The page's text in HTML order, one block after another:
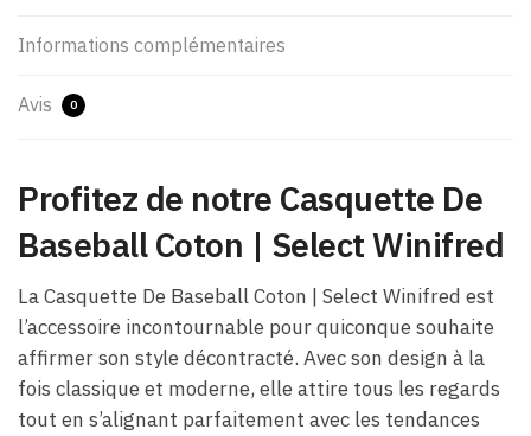
Informations complémentaires
Avis 0
Profitez de notre Casquette De
Baseball Coton​ | Select Winifred
La Casquette De Baseball Coton​ | Select Winifred est
l’accessoire incontournable pour quiconque souhaite
affirmer son style décontracté. Avec son design à la
fois classique et moderne, elle attire tous les regards
tout en s’alignant parfaitement avec les tendances